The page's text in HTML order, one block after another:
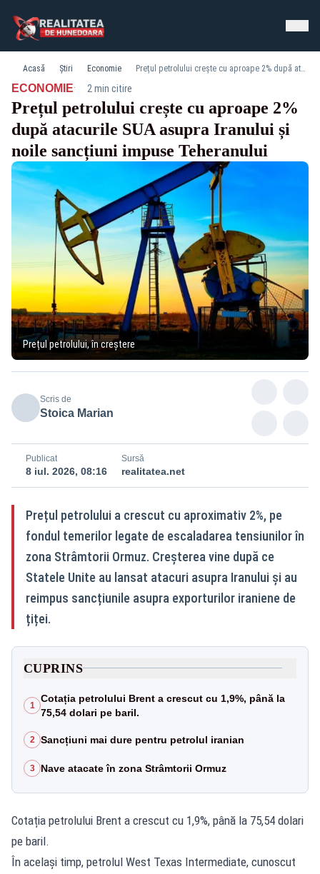
Acasă Știri Economie Prețul petrolului crește cu aproape 2% după atacurile SUA asupra Iranului și noile sancțiuni impuse Teheranului
ECONOMIE· 2 min citire
Prețul petrolului crește cu aproape 2%
după atacurile SUA asupra Iranului și
noile sancțiuni impuse Teheranului
Prețul petrolului, în creștere
Scris de
Stoica Marian
Publicat
8 iul. 2026, 08:16
Sursă
realitatea.net
Prețul petrolului a crescut cu aproximativ 2%, pe
fondul temerilor legate de escaladarea tensiunilor în
zona Strâmtorii Ormuz. Creșterea vine după ce
Statele Unite au lansat atacuri asupra Iranului și au
reimpus sancțiunile asupra exporturilor iraniene de
țiței.
CUPRINS
1
Cotația petrolului Brent a crescut cu 1,9%, până la
75,54 dolari pe baril.
2 Sancțiuni mai dure pentru petrolul iranian
3 Nave atacate în zona Strâmtorii Ormuz
Cotația petrolului Brent a crescut cu 1,9%, până la 75,54 dolari
pe baril.
În același timp, petrolul West Texas Intermediate, cunoscut